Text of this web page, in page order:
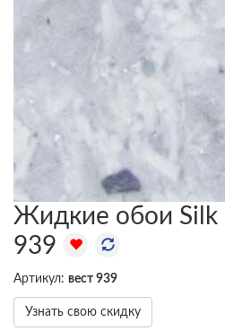
Жидкие обои Silk
939
Артикул: вест 939
Узнать свою скидку